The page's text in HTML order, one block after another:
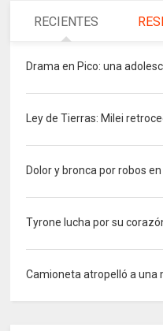
RECIENTES
Drama en Pico: una
Ley de Tierras: Milei
Dolor y bronca por robos
Tyrone lucha por su
Camioneta atropelló a una